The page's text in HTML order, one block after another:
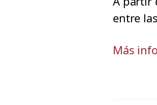
entre
Más